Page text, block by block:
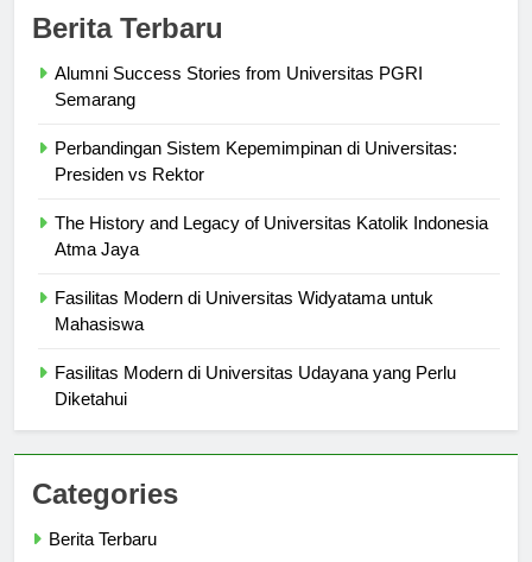
Alumni Success Stories from Universitas PGRI
Perbandingan Sistem Kepemimpinan di Universitas:
The History and Legacy of Universitas Katolik Indonesia
Fasilitas Modern di Universitas Widyatama untuk
Fasilitas Modern di Universitas Udayana yang Perlu
Categories